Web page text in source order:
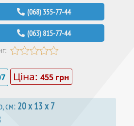
(068) 355-77-44
(063) 815-77-44
Ціна: 455 грн
см: 20 х 13 х 7